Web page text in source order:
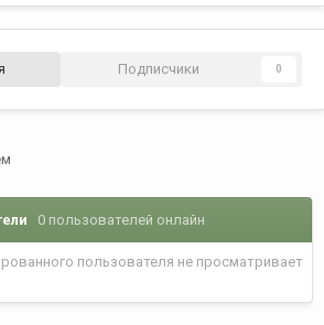
Подписчики 0
0 пользователей онлайн
пользователя не просматривает